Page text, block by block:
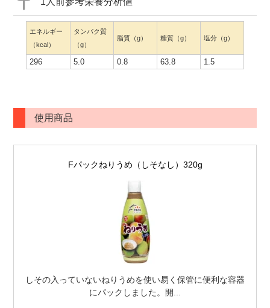
エネルギー
（kcal）
タンパク質
（g）
脂質（g） 糖質（g） 塩分（g）
296 5.0 0.8 63.8 1.5
使用商品
Fパックねりうめ（しそなし）320g
しその入っていないねりうめを使い易く保管に便利な容器
にパックしました。開...